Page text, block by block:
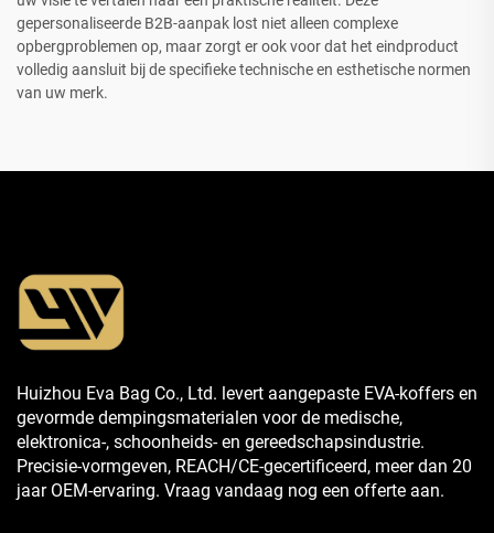
gepersonaliseerde B2B-aanpak lost niet alleen complexe
opbergproblemen op, maar zorgt er ook voor dat het eindproduct
volledig aansluit bij de specifieke technische en esthetische normen
van uw merk.
Huizhou Eva Bag Co., Ltd. levert aangepaste EVA-koffers en
gevormde dempingsmaterialen voor de medische,
elektronica-, schoonheids- en gereedschapsindustrie.
Precisie-vormgeven, REACH/CE-gecertificeerd, meer dan 20
jaar OEM-ervaring. Vraag vandaag nog een offerte aan.